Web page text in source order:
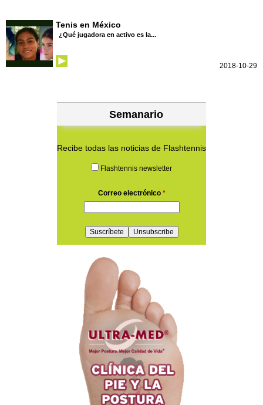
Tenis en México
¿Qué jugadora en activo es la...
2018-10-29
Semanario
Recibe todas las noticias de Flashtennis
Flashtennis newsletter
Correo electrónico *